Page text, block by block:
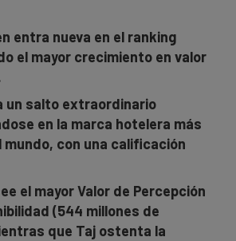
entra nueva en el ranking
el mayor crecimiento en valor
un salto extraordinario
en la marca hotelera más
con una calificación
el mayor Valor de Percepción
(544 millones de
que Taj ostenta la